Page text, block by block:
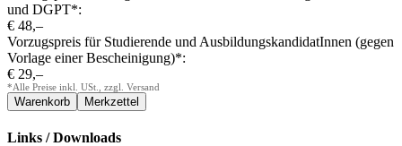
und DGPT*:
€ 48,–
Vorzugspreis für Studierende und AusbildungskandidatInnen (gegen
Vorlage einer Bescheinigung)*:
€ 29,–
*Alle Preise inkl. USt., zzgl. Versand
Links / Downloads